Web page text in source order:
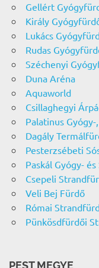
Gellért
Király
Lukács
Rudas
Széchenyi
Duna Aréna
Aquaworld
Csillaghegyi
Palatinus
Dagály
Pesterzsébeti
Paskál Gyógy-
Csepeli
Veli Bej Fürdő
Római
Pünkösdfürdői